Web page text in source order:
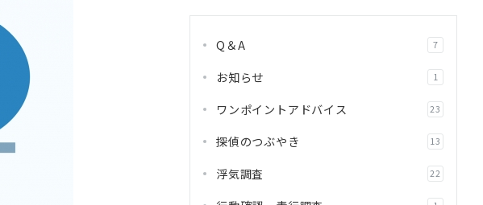
Q＆A 7
お知らせ 1
ワンポイントアドバイス 23
探偵のつぶやき 13
浮気調査 22